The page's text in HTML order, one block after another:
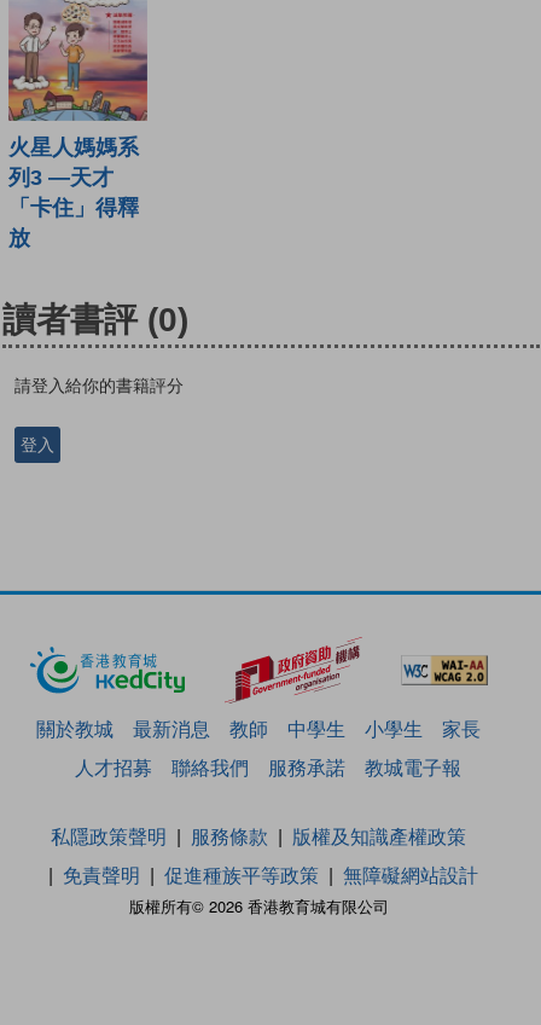
火星人媽媽系
列3 —天才
「卡住」得釋
放
讀者書評 (0)
請登入給你的書籍評分
登入
關於教城 最新消息 教師 中學生 小學生
家長
人才招募
聯絡我們 服務承諾 教城電子報
版權所有© 2026 香港教育城有限公司
私隱政策聲明 服務條款
版權及知識產權政策
免責聲明
促進種族平等政策 無障礙網站設計